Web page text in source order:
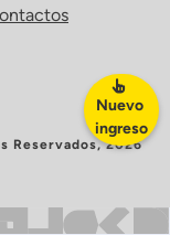
Nuevo
ingreso
Reservados, 2026